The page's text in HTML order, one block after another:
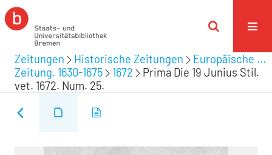
Zeitungen Historische Zeitungen
Europäische ...
Zeitung. 1630-1675
1672
Prima Die 19 Junius Stil.
vet. 1672. Num. 25.